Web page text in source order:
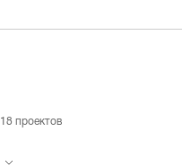
18 проектов